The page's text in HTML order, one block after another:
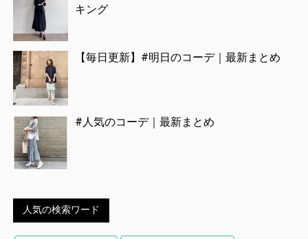
キング
【毎日更新】#明日のコーデ｜最新まとめ
#人気のコーデ｜最新まとめ
人気の検索ワード